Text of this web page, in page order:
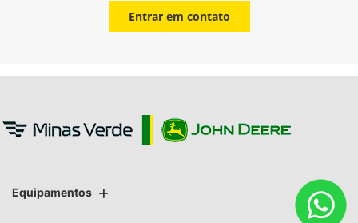
Entrar em contato
Equipamentos